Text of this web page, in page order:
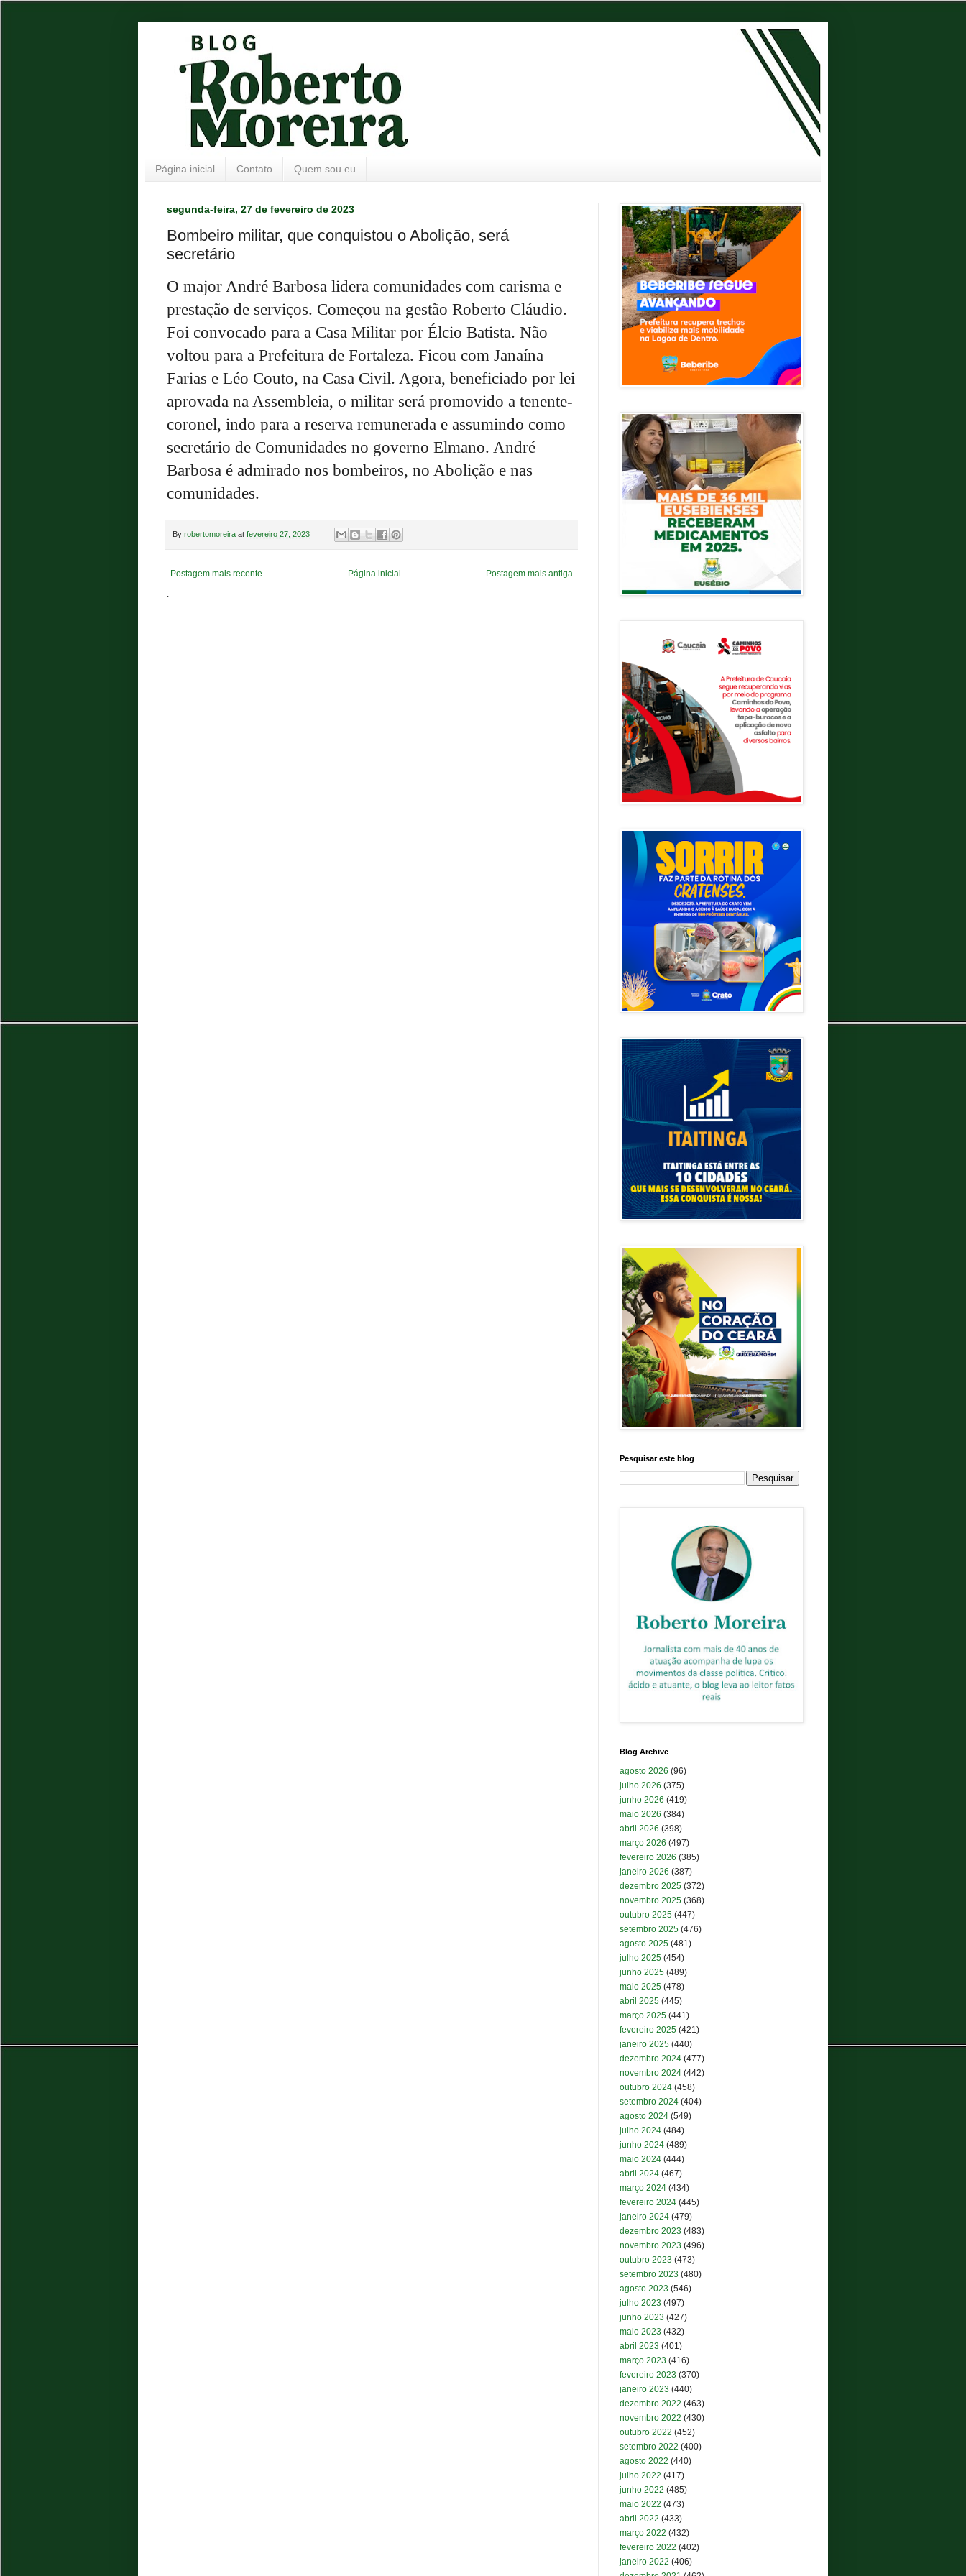
Página inicial Contato Quem sou eu
segunda-feira, 27 de fevereiro de 2023
Bombeiro militar, que conquistou o Abolição, será
secretário
O major André Barbosa lidera comunidades com carisma e
prestação de serviços. Começou na gestão Roberto Cláudio.
Foi convocado para a Casa Militar por Élcio Batista. Não
voltou para a Prefeitura de Fortaleza. Ficou com Janaína
Farias e Léo Couto, na Casa Civil. Agora, beneficiado por lei
aprovada na Assembleia, o militar será promovido a tenente-
coronel, indo para a reserva remunerada e assumindo como
secretário de Comunidades no governo Elmano. André
Barbosa é admirado nos bombeiros, no Abolição e nas
comunidades.
By robertomoreira at fevereiro 27, 2023
Postagem mais recente Postagem mais antiga
Página inicial
.
Pesquisar este blog
Blog Archive
agosto 2026 (96)
julho 2026 (375)
junho 2026 (419)
maio 2026 (384)
abril 2026 (398)
março 2026 (497)
fevereiro 2026 (385)
janeiro 2026 (387)
dezembro 2025 (372)
novembro 2025 (368)
outubro 2025 (447)
setembro 2025 (476)
agosto 2025 (481)
julho 2025 (454)
junho 2025 (489)
maio 2025 (478)
abril 2025 (445)
março 2025 (441)
fevereiro 2025 (421)
janeiro 2025 (440)
dezembro 2024 (477)
novembro 2024 (442)
outubro 2024 (458)
setembro 2024 (404)
agosto 2024 (549)
julho 2024 (484)
junho 2024 (489)
maio 2024 (444)
abril 2024 (467)
março 2024 (434)
fevereiro 2024 (445)
janeiro 2024 (479)
dezembro 2023 (483)
novembro 2023 (496)
outubro 2023 (473)
setembro 2023 (480)
agosto 2023 (546)
julho 2023 (497)
junho 2023 (427)
maio 2023 (432)
abril 2023 (401)
março 2023 (416)
fevereiro 2023 (370)
janeiro 2023 (440)
dezembro 2022 (463)
novembro 2022 (430)
outubro 2022 (452)
setembro 2022 (400)
agosto 2022 (440)
julho 2022 (417)
junho 2022 (485)
maio 2022 (473)
abril 2022 (433)
março 2022 (432)
fevereiro 2022 (402)
janeiro 2022 (406)